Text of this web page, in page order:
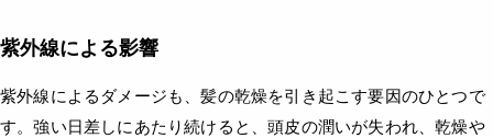
紫外線による影響
紫外線によるダメージも、髪の乾燥を引き起こす要因のひとつで
す。強い日差しにあたり続けると、頭皮の潤いが失われ、乾燥や